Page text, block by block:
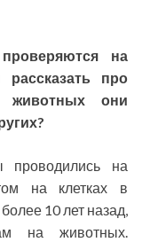
на
про
животных они
на
на клетках в
10 лет назад,
на животных.